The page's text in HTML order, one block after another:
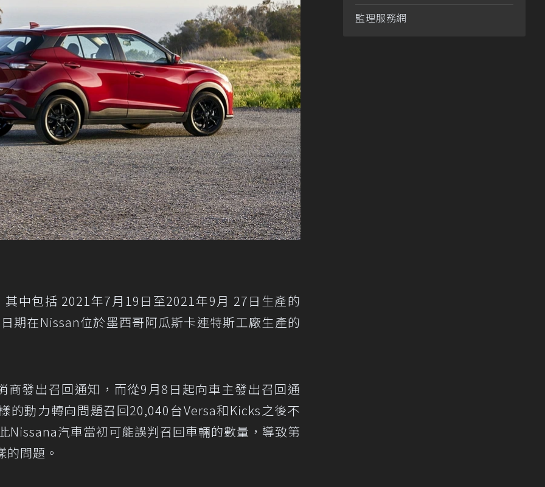
中包括 2021年7月19日至2021年9月 27日生產的
期在Nissan位於墨西哥阿瓜斯卡連特斯工廠生產的
商發出召回通知，而從9月8日起向車主發出召回通
的動力轉向問題召回20,040台Versa和Kicks之後不
Nissana汽車當初可能誤判召回車輛的數量，導致第
問題。
監理服務網